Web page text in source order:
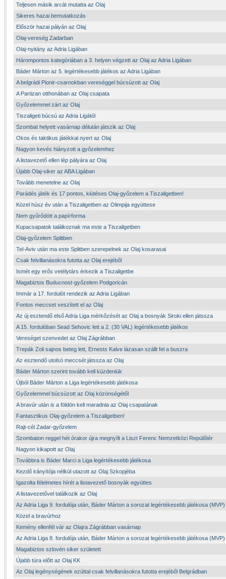
Teljesen másik arcát mutatta az Olaj
Sikeres hazai bemutatkozás
Először hazai pályán az Olaj
Olaj-vereség Zadarban
Olaj-nyitány az Adria Ligában
Hárompontos kategóriában a 3. helyen végzett az Olaj az Adria Ligában
Báder Márton az 5. legértékesebb játékos az Adria Ligában
A belgrádi Pionir-csarnokban vereséggel búcsúzott az Olaj
A Partizan otthonában az Olaj csapata
Győzelemmel zárt az Olaj
Tiszaligeti búcsú az Adria Ligától
Szombat helyett vasárnap délután játszik az Olaj
Okos és taktikus játékkal nyert az Olaj
Nagyon kevés hiányzott a győzelemhez
A listavezető ellen lép pályára az Olaj
Újabb Olaj-siker az ABA Ligában
Tovább menetelne az Olaj
Parádés játék és 17 pontos, kiütéses Olaj-győzelem a Tiszaligetben!
Közel húsz év után a Tiszaligetben az Olimpija együttese
Nem gyűrődött a papírforma
Kupacsapatok találkoznak ma este a Tiszaligetben
Olaj-győzelem Splitben
Tel-Aviv után ma este Splitben szerepelnek az Olaj kosarasai
Csak felvillanásokra futotta az Olaj erejéből
Ismét egy erős vetélytárs érkezik a Tiszaligetbe
Magabiztos Buducnost-győzelem Podgoricán
Immár a 17. fordulót rendezik az Adria Ligában
Fontos meccset veszített el az Olaj
Az új esztendő első Adria Liga mérkőzését az Olaj a bosnyák Siroki ellen játssza
A 15. fordulóban Sead Sehovic lett a 2. (30 VAL) legértékesebb játékos
Vereséget szenvedet az Olaj Zágrábban
Trepák Zoli sajnos beteg lett, Ernests Kalve lázasan szállt fel a buszra
Az esztendő utolsó meccsét játssza az Olaj
Báder Márton szerint tovább kell küzdeniük
Újból Báder Márton a Liga legértékesebb játékosa
Győzelemmel búcsúzott az Olaj közönségétől
A bravúr után is a földön kell maradnia az Olaj csapatának
Fantasztikus Olaj-győzelem a Tiszaligetben!
Rajt-cél Zadar-győzelem
Szombaton reggel hét órakor újra megnyílt a Liszt Ferenc Nemzetközi Repülőtér
Nagyon kikapott az Olaj
Továbbra is Báder Marci a Liga legértékesebb játékosa
Kezdő irányítója nélkül utazott az Olaj Szkopjéba
Igazolta félelmetes hírét a listavezető bosnyák együttes
A listavezetővel találkozik az Olaj
Az Adria Liga 9. fordulója után, Báder Márton a sorozat legértékesebb játékosa (MVP)
Közel a bravúrhoz
Kemény ellenfél vár az Olajra Zágrábban vasárnap
Az Adria Liga 8. fordulója után, Báder Márton a sorozat legértékesebb játékosa (MVP)
Magabiztos szlovén siker született
Újabb túra előtt az Olaj KK
Az Olaj legénységének ezúttal csak felvillanásokra futotta erejéből Belgrádban